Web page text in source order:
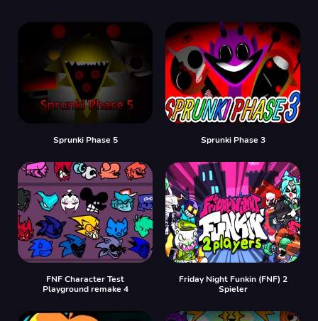
Sprunki Phase 5 Sprunki Phase 3
FNF Character Test
Playground remake 4
Friday Night Funkin (FNF) 2
Spieler